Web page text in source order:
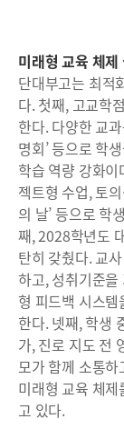
미래형 교육 체
단대부고는 최적
다. 첫째, 고교학
한다. 다양한 교
명회’ 등으로 학
학습 역량 강화이
젝트형 수업, 토
의 날’ 등으로 학
째, 2028학년도
탄히 갖췄다. 교
하고, 성취기준
형 피드백 시스템
한다. 넷째, 학생
가, 진로 지도 전
모가 함께 소통
미래형 교육 체
고 있다.